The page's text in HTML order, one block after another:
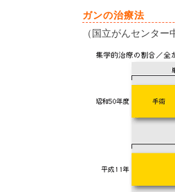
ガンの治療法
（国立がんセンタ